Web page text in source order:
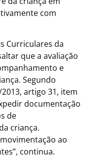
com
Curriculares da
que a avaliação
e
Segundo
artigo 31, item
documentação
de
criança.
ao
continua.